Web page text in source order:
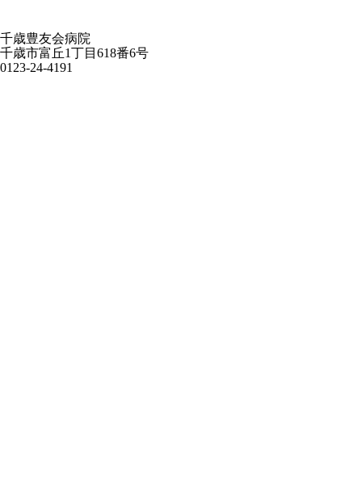
千歳豊友会病院
千歳市富丘1丁目618番6号
0123-24-4191